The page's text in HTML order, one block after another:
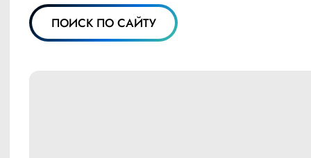
ПОИСК ПО САЙТУ